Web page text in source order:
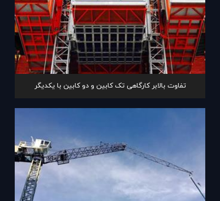
تفاوت بالابر کارگاهی تک کابین و دو کابین با یکدیگر